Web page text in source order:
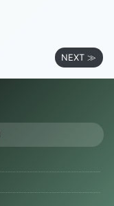
NEXT ≫